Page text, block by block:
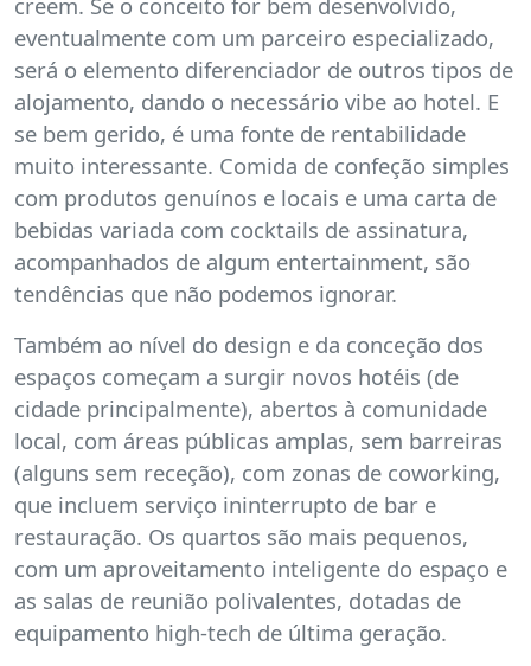
eventualmente com um parceiro especializado,
será o elemento diferenciador de outros tipos de
alojamento, dando o necessário vibe ao hotel. E
se bem gerido, é uma fonte de rentabilidade
muito interessante. Comida de confeção simples
com produtos genuínos e locais e uma carta de
bebidas variada com cocktails de assinatura,
acompanhados de algum entertainment, são
tendências que não podemos ignorar.
Também ao nível do design e da conceção dos
espaços começam a surgir novos hotéis (de
cidade principalmente), abertos à comunidade
local, com áreas públicas amplas, sem barreiras
(alguns sem receção), com zonas de coworking,
que incluem serviço ininterrupto de bar e
restauração. Os quartos são mais pequenos,
com um aproveitamento inteligente do espaço e
as salas de reunião polivalentes, dotadas de
equipamento high-tech de última geração.